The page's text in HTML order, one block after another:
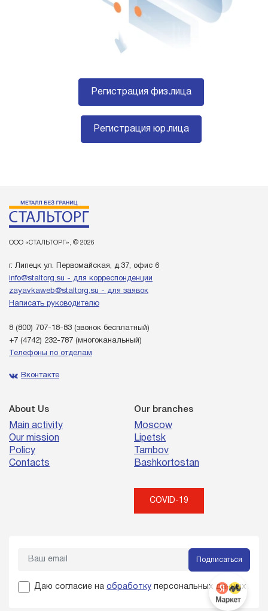
Регистрация физ.лица
Регистрация юр.лица
ООО «СТАЛЬТОРГ», © 2026
г. Липецк ул. Первомайская, д.37, офис 6
info@staltorg.su - для корреспонденции
zayavkaweb@staltorg.su - для заявок
Написать руководителю
8 (800) 707-18-83 (звонок бесплатный)
+7 (4742) 232-787 (многоканальный)
Телефоны по отделам
Вконтакте
About Us
Main activity
Our mission
Policy
Contacts
Our branches
Moscow
Lipetsk
Tambov
Bashkortostan
COVID-19
Подписаться
Даю согласие на обработку персональных данных